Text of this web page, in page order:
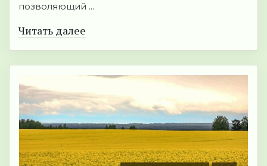
позволяющий ...
Читать далее